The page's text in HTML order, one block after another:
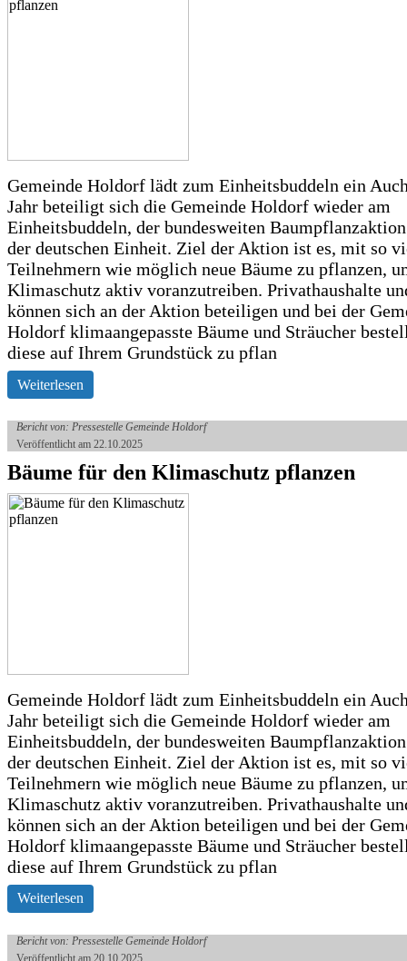
Gemeinde Holdorf lädt zum Einheitsbuddeln ein
Jahr beteiligt sich die Gemeinde Holdorf wieder am
Einheitsbuddeln, der bundesweiten
der deutschen Einheit. Ziel der Aktion ist es, mit so
Teilnehmern wie möglich neue Bäume zu pflanzen,
Klimaschutz aktiv voranzutreiben. Privathaushalte
können sich an der Aktion beteiligen und bei der
Holdorf klimaangepasste Bäume und Sträucher
diese auf Ihrem Grundstück zu pflan
Weiterlesen
Bericht von: Pressestelle Gemeinde Holdorf
Veröffentlicht am 22.10.2025
Bäume für den Klimaschutz pflanzen
Gemeinde Holdorf lädt zum Einheitsbuddeln ein
Jahr beteiligt sich die Gemeinde Holdorf wieder am
Einheitsbuddeln, der bundesweiten
der deutschen Einheit. Ziel der Aktion ist es, mit so
Teilnehmern wie möglich neue Bäume zu pflanzen,
Klimaschutz aktiv voranzutreiben. Privathaushalte
können sich an der Aktion beteiligen und bei der
Holdorf klimaangepasste Bäume und Sträucher
diese auf Ihrem Grundstück zu pflan
Weiterlesen
Bericht von: Pressestelle Gemeinde Holdorf
Veröffentlicht am 20.10.2025